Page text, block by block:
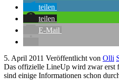
teilen
teilen
E-Mail
5. April 2011 Veröffentlicht von Olli
Das offizielle LineUp wird zwar erst
sind einige Informationen schon